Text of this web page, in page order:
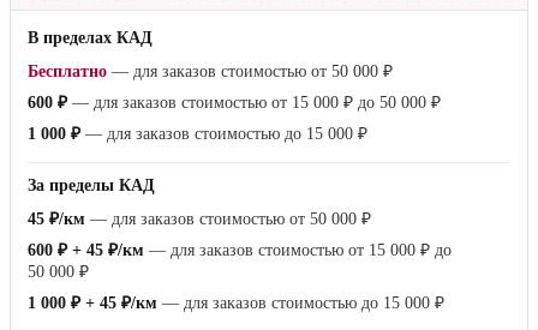
Километраж рассчитывается от МКАД до адреса клиента. Если
доставка осуществляется на расстояние более 50 км
стандартному расчёту прибавляется
По Санкт-Петербургу и Ленинградской области